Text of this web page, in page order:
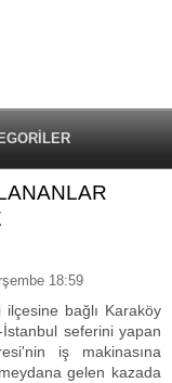
18:59
ilçesine bağlı Karaköy
seferini yapan
iş makinasına
gelen kazada